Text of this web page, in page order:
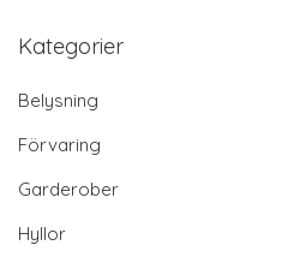
Kategorier
Belysning
Förvaring
Garderober
Hyllor